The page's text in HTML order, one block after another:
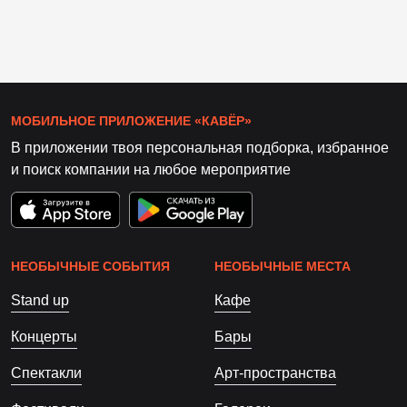
МОБИЛЬНОЕ ПРИЛОЖЕНИЕ «КАВЁР»
В приложении твоя персональная подборка, избранное
и поиск компании на любое мероприятие
НЕОБЫЧНЫЕ СОБЫТИЯ
Stand up
Концерты
Спектакли
НЕОБЫЧНЫЕ МЕСТА
Кафе
Бары
Арт-пространства